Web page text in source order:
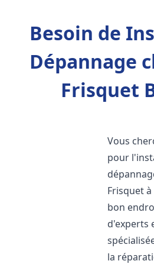
Besoin de
Dépannage
Frisquet
Vous
pour
Frisquet à
bon
d'experts
la